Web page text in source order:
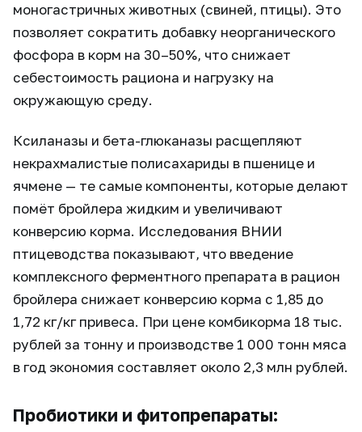
моногастричных животных (свиней, птицы). Это
позволяет сократить добавку неорганического
фосфора в корм на 30–50%, что снижает
себестоимость рациона и нагрузку на
окружающую среду.
Ксиланазы и бета-глюканазы расщепляют
некрахмалистые полисахариды в пшенице и
ячмене — те самые компоненты, которые делают
помёт бройлера жидким и увеличивают
конверсию корма. Исследования ВНИИ
птицеводства показывают, что введение
комплексного ферментного препарата в рацион
бройлера снижает конверсию корма с 1,85 до
1,72 кг/кг привеса. При цене комбикорма 18 тыс.
рублей за тонну и производстве 1 000 тонн мяса
в год экономия составляет около 2,3 млн рублей.
Пробиотики и фитопрепараты: